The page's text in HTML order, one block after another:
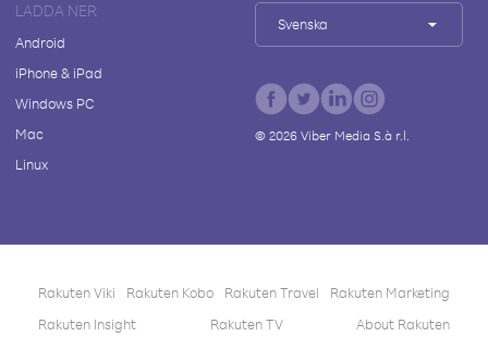
LADDA NER
Android
iPhone & iPad
Windows PC
Mac
Linux
Svenska
© 2026Viber Media S.à r.l.
Rakuten Viki Rakuten Kobo Rakuten Travel
Rakuten Marketing
Rakuten Insight
Rakuten TV About Rakuten